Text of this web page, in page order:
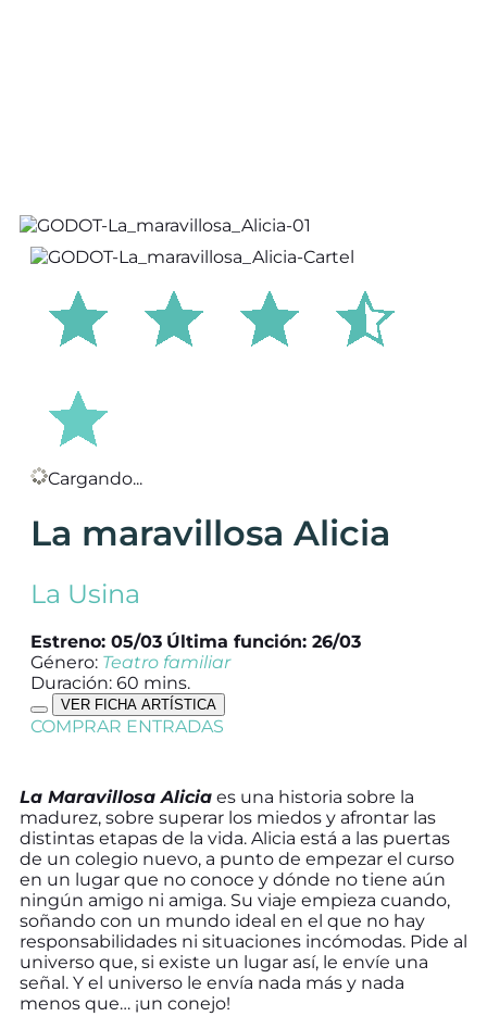
Cargando...
La maravillosa Alicia
La Usina
Estreno: 05/03 Última función: 26/03
Género: Teatro familiar
Duración: 60 mins.
VER FICHA ARTÍSTICA
COMPRAR ENTRADAS
La Maravillosa Alicia es una historia sobre la
madurez, sobre superar los miedos y afrontar las
distintas etapas de la vida. Alicia está a las puertas
de un colegio nuevo, a punto de empezar el curso
en un lugar que no conoce y dónde no tiene aún
ningún amigo ni amiga. Su viaje empieza cuando,
soñando con un mundo ideal en el que no hay
responsabilidades ni situaciones incómodas. Pide al
universo que, si existe un lugar así, le envíe una
señal. Y el universo le envía nada más y nada
menos que… ¡un conejo!